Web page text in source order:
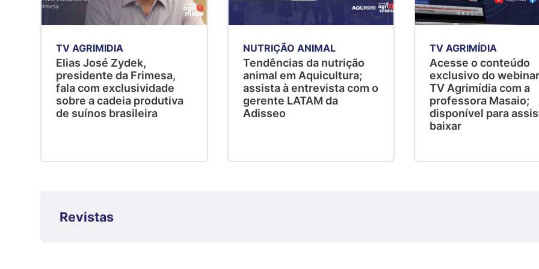
TV AGRIMIDIA
Elias José Zydek,
presidente da Frimesa,
fala com exclusividade
sobre a cadeia produtiva
de suínos brasileira
NUTRIÇÃO ANIMAL
Tendências da nutrição
animal em Aquicultura;
assista à entrevista com o
gerente LATAM da
Adisseo
TV AGRIMÍDIA
Acesse o conteúdo
exclusivo do
TV Agrimídia com a
professora Masaio;
disponível para
baixar
Revistas